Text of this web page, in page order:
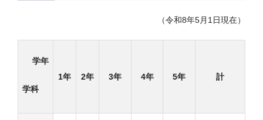
（令和8年5月1日現在）
学年
学科
1年 2年 3年 4年 5年 計